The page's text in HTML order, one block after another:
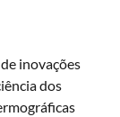
inovações
dos